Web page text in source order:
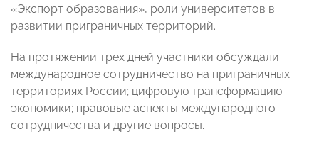
«Экспорт образования», роли университетов в
развитии приграничных территорий.
На протяжении трех дней участники обсуждали
международное сотрудничество на приграничных
территориях России; цифровую трансформацию
экономики; правовые аспекты международного
сотрудничества и другие вопросы.